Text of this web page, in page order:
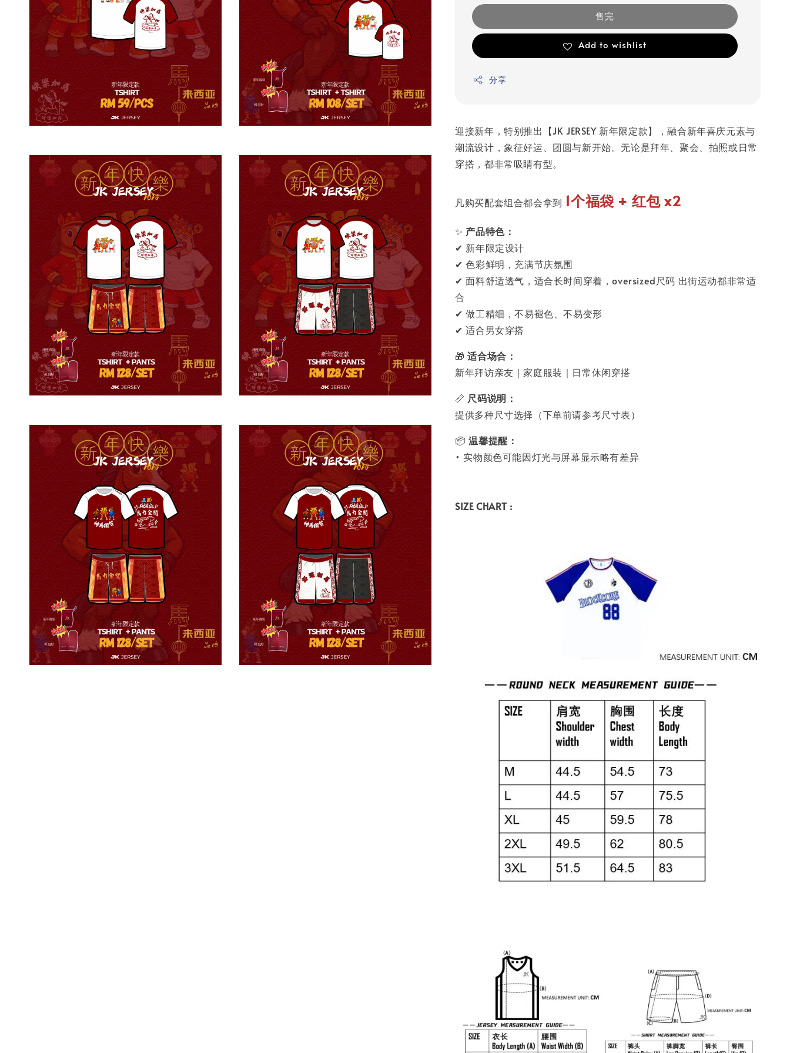
售完
Add to wishlist
分享
迎接新年，特别推出【JK JERSEY 新年限定款】，融合新年喜庆元素与
潮流设计，象征好运、团圆与新开始。无论是拜年、聚会、拍照或日常
穿搭，都非常吸睛有型。
凡购买配套组合都会拿到 1个福袋 + 红包 x2
✨ 产品特色：
✔ 新年限定设计
✔ 色彩鲜明，充满节庆氛围
✔ 面料舒适透气，适合长时间穿着，oversized尺码 出街运动都非常适
合
✔ 做工精细，不易褪色、不易变形
✔ 适合男女穿搭
🎁适合场合：
新年拜访亲友｜家庭服装｜日常休闲穿搭
📏 尺码说明：
提供多种尺寸选择（下单前请参考尺寸表）
📦温馨提醒：
• 实物颜色可能因灯光与屏幕显示略有差异
SIZE CHART :